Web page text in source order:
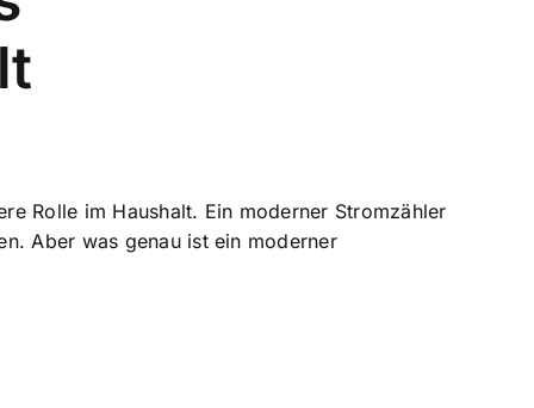
Rolle im Haushalt. Ein moderner Stromzähler
Aber was genau ist ein moderner